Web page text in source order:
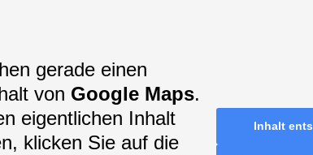
gerade einen
von Google Maps.
eigentlichen Inhalt
klicken Sie auf die
Inhalt